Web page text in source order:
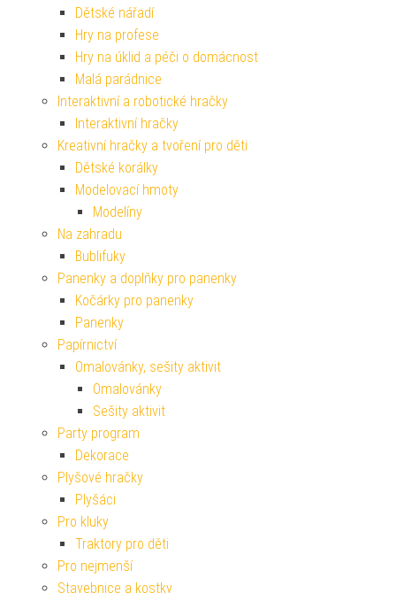
Dětské nářadí
Hry na profese
Hry na úklid a péči o domácnost
Malá parádnice
Interaktivní a robotické hračky
Interaktivní hračky
Kreativní hračky a tvoření pro děti
Dětské korálky
Modelovací hmoty
Modelíny
Na zahradu
Bublifuky
Panenky a doplňky pro panenky
Kočárky pro panenky
Panenky
Papírnictví
Omalovánky, sešity aktivit
Omalovánky
Sešity aktivit
Party program
Dekorace
Plyšové hračky
Plyšáci
Pro kluky
Traktory pro děti
Pro nejmenší
Stavebnice a kostky